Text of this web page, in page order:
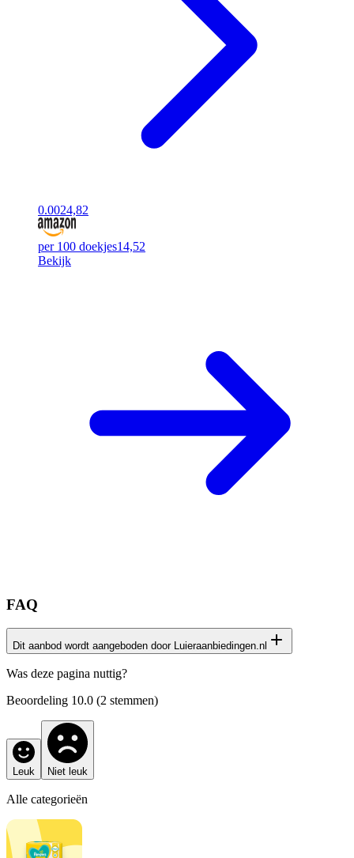
0.0024,82
per 100 doekjes14,52
Bekijk
FAQ
Dit aanbod wordt aangeboden door Luieraanbiedingen.nl
Het productaanbod op deze pagina is afkomstig van onze
Was deze pagina nuttig?
Beoordeling 10.0 (2 stemmen)
Leuk Niet leuk
Alle categorieën